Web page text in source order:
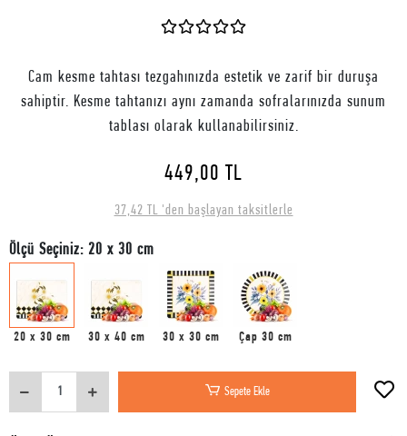
Cam kesme tahtası tezgahınızda estetik ve zarif bir duruşa
sahiptir. Kesme tahtanızı aynı zamanda sofralarınızda sunum
tablası olarak kullanabilirsiniz.
449,00 TL
37,42 TL 'den başlayan taksitlerle
Ölçü Seçiniz: 20 x 30 cm
20 x 30 cm 30 x 40 cm 30 x 30 cm Çap 30 cm
Sepete Ekle